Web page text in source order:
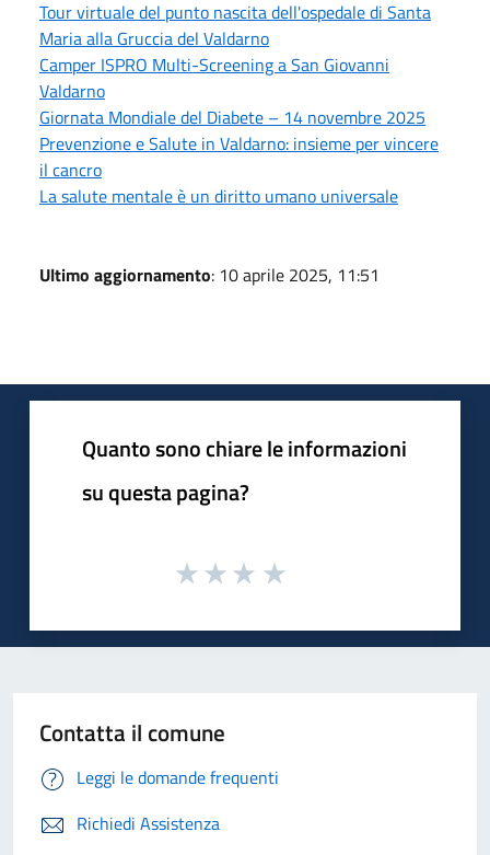
Tour virtuale del punto nascita dell'ospedale di Santa
Maria alla Gruccia del Valdarno
Camper ISPRO Multi-Screening a San Giovanni
Valdarno
Giornata Mondiale del Diabete – 14 novembre 2025
Prevenzione e Salute in Valdarno: insieme per vincere
il cancro
La salute mentale è un diritto umano universale
Ultimo aggiornamento: 10 aprile 2025, 11:51
Quanto sono chiare le informazioni
su questa pagina?
Contatta il comune
Leggi le domande frequenti
Richiedi Assistenza